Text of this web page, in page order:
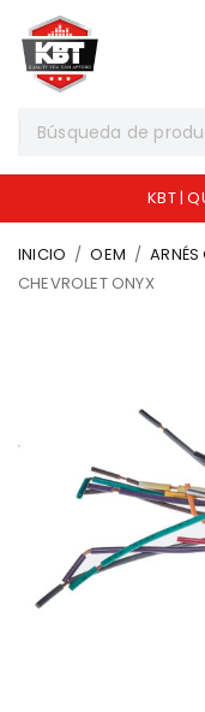
KBT |
INICIO / OEM / ARNÉS
CHEVROLET ONYX